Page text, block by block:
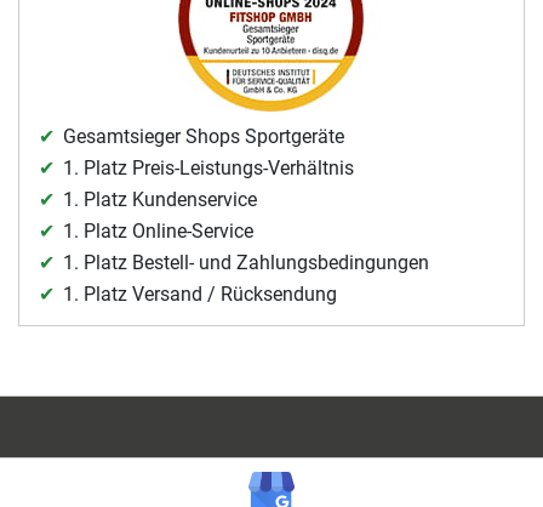
Gesamtsieger Shops Sportgeräte
1. Platz Preis-Leistungs-Verhältnis
1. Platz Kundenservice
1. Platz Online-Service
1. Platz Bestell- und Zahlungsbedingungen
1. Platz Versand / Rücksendung